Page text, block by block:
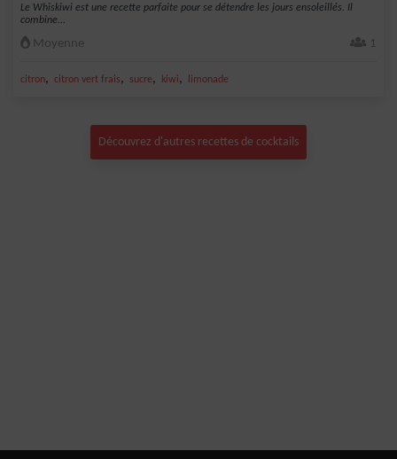
Le Whiskiwi est une recette parfaite pour se détendre les jours ensoleillés. Il
combine...
Moyenne 1
citron, citron vert frais, sucre, kiwi, limonade
Découvrez d'autres recettes de cocktails